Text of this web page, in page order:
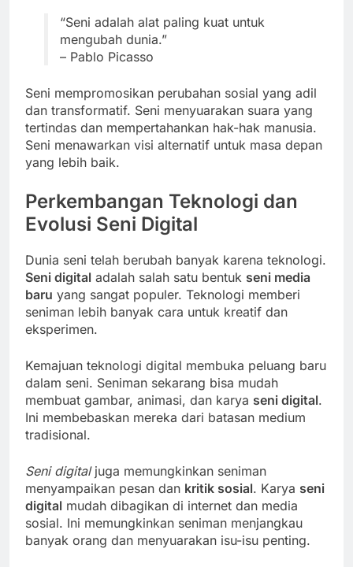
“Seni adalah alat paling kuat untuk
mengubah dunia.”
– Pablo Picasso
Seni mempromosikan perubahan sosial yang adil
dan transformatif. Seni menyuarakan suara yang
tertindas dan mempertahankan hak-hak manusia.
Seni menawarkan visi alternatif untuk masa depan
yang lebih baik.
Perkembangan Teknologi dan
Evolusi Seni Digital
Dunia seni telah berubah banyak karena teknologi.
Seni digital adalah salah satu bentuk seni media
baru yang sangat populer. Teknologi memberi
seniman lebih banyak cara untuk kreatif dan
eksperimen.
Kemajuan teknologi digital membuka peluang baru
dalam seni. Seniman sekarang bisa mudah
membuat gambar, animasi, dan karya seni digital.
Ini membebaskan mereka dari batasan medium
tradisional.
Seni digitaljuga memungkinkan seniman
menyampaikan pesan dan kritik sosial. Karya seni
digital mudah dibagikan di internet dan media
sosial. Ini memungkinkan seniman menjangkau
banyak orang dan menyuarakan isu-isu penting.